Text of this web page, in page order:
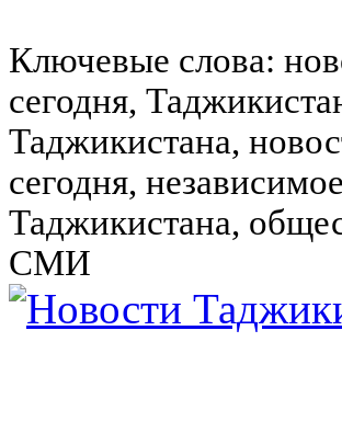
Ключевые слова:
сегодня,
Таджикистана,
сегодня,
Таджикистана,
СМИ